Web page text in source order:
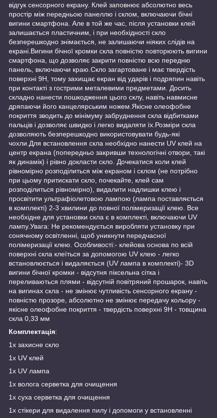
відгук сенсорного екрану. Клей заповнює абсолютно весь
простір між передньою панеллю і склом, включаючи бічні
вигини смартфона. Але в той же час, після установки клей
залишається пластичним, і при необхідності скло
безперешкодно знімається, не залишаючи ніяких слідів на
екрані.Вигини бічної кромки скла повністю повторюють вигини
смартфона, що дозволяє закрити повністю всю передню
панель, включаючи краю.Скло загартоване і має твердість
поверхні 9Н, тому захищає екран від ударів і подряпин навіть
при контакті з гострими металевими предметами. Досить
складно нанести пошкодження цього склу, навіть навмисне
дряпаючи його канцелярським ножем.Якісне олеофобне
покриття зводить до мінімуму забруднення скла відбитками
пальців і дозволяє швидко і легко видаляти їх.Розміри скла
дозволяють безперешкодно використовувати будь-які
чохли.Для встановлення скла необхідно нанести UV клей на
центр екрана (попередньо закривши технологічні отвори, такі
як динамік) і рівно докласти скло. Дочекатися коли клей
рівномірно розподілиться між екраном і склом (не потрібно
при цьому притискати скло, почекайте, клей сам
розподілиться рівномірно), видалити надлишки клею і
просвітити ультрафіолетовою лампою (лампа поставляється
в комплекті) 2-3 хвилини до повної полімеризації клею. Все
необхідне для установки скла є в комплекті, включаючи UV
лампу.Увага: Не рекомендується виробляти установку при
сонячному освітленні, щоб уникнути передчасної
полімеризації клею. Особливості:- клейова основа по всій
поверхні скла клеїться за допомогою UV клею - легко
встановлюється і видаляється (UV лампа в комплекті)- 3D
вигини бічної кромки - відсутня піксельна сітка і
переливаються плями - відсутній повітряний прошарок, навіть
на вигинах скла - не змінює чутливість сенсорного екрану -
повністю прозоре, абсолютно не змінює передачу кольору -
якісне олеофобне покриття - твердість поверхні 9H - товщина
скла 0,33 мм
Комплектація:
1х захисне скло
1х UV клей
1х UV лампа
1х волога серветка для очищення
1х суха серветка для очищення
1х стікери для видалення пилу і допомоги у встановленні